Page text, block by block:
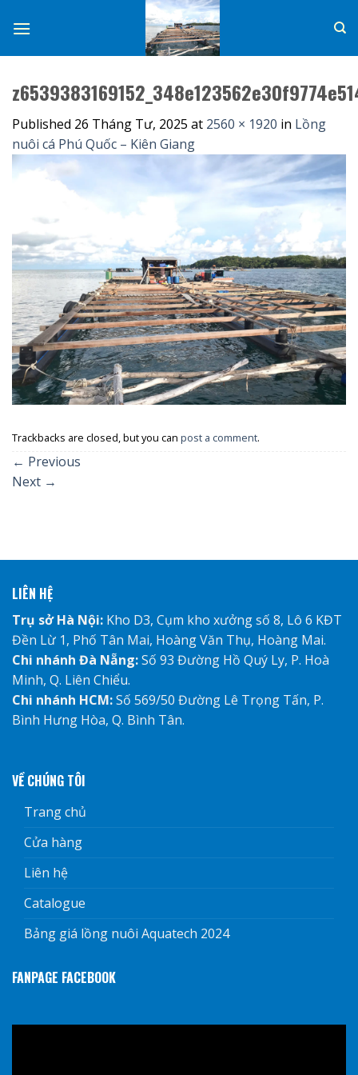
Published 26 Tháng Tư, 2025 at 2560 × 1920 in Lồng
nuôi cá Phú Quốc – Kiên Giang
Trackbacks are closed, but you can post a comment.
← Previous
Next →
LIÊN HỆ
Trụ sở Hà Nội: Kho D3, Cụm kho xưởng số 8, Lô 6 KĐT
Đền Lừ 1, Phố Tân Mai, Hoàng Văn Thụ, Hoàng Mai.
Chi nhánh Đà Nẵng:Số 93 Đường Hồ Quý Ly, P. Hoà
Minh, Q. Liên Chiểu.
Chi nhánh HCM:Số 569/50 Đường Lê Trọng Tấn, P.
Bình Hưng Hòa, Q. Bình Tân.
VỀ CHÚNG TÔI
Trang chủ
Cửa hàng
Liên hệ
Catalogue
Bảng giá lồng nuôi Aquatech 2024
FANPAGE FACEBOOK